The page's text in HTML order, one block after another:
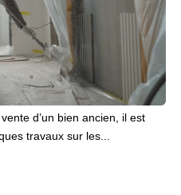
d’un bien ancien, il est
travaux sur les...